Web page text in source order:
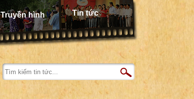
Truyền hình Tin tức